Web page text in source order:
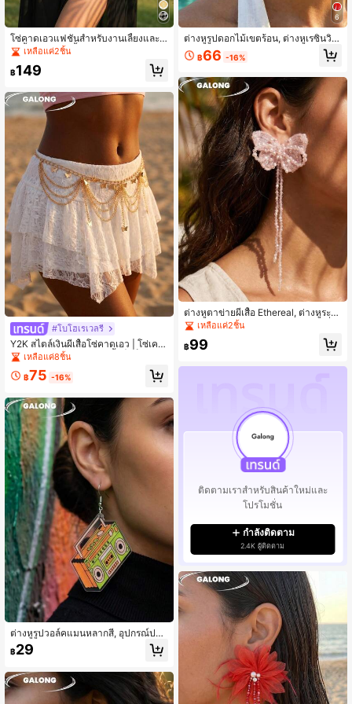
โซ่คาดเอวแฟชั่นสำหรับงานเลี้ยงและป
าร์ตี้ แบบหลายชั้น ประดับเหรียญและพู่
สำหรับงานแต่งงาน ใช้งานได้หลากหล
าย
เหลือแค่2ชิ้น
฿149
#โบโฮเรเวลรี
Y2K สไตล์เงินผีเสื้อโซ่คาดเอว | โซ่เครื่
องประดับร่างกายพู่หลายชั้น | เข็มขัดโ
ลหะย้อนยุคสำหรับผู้หญิง, ฤดูร้อน
เหลือแค่8ชิ้น
฿75 -16%
ต่างหูรูปวอล์คแมนหลากสี, อุปกรณ์ประ
กอบฉากถ่ายภาพ, ต่างหูดีไซน์แปลกไม่
เหมือนใคร, เหมือนแบบ
฿29
6
ต่างหูรูปดอกไม้เขตร้อน, ต่างหูเรซิ่นวินเ
ทจลายพืช, ต่างหูรูปกล้วยไม้สีเหลืองสไ
ตล์วันหยุดฤดูร้อน, ต่างหูดีไซน์เฉพาะ
฿66 -16%
ต่างหูตาข่ายผีเสื้อ Ethereal, ต่างหูระย้
าพู่สีชมพูหวาน, ต่างหูหรูหราสไตล์ฝรั่งเ
ศสย้อนยุคสำหรับชุดราตรี
เหลือแค่2ชิ้น
฿99
ติดตามเราสำหรับสินค้าใหม่และ
โปรโมชั่น
กำลังติดตาม
2.4K ผู้ติดตาม